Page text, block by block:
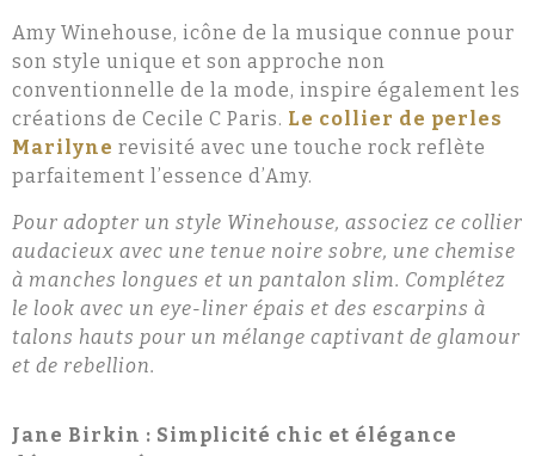
Amy Winehouse, icône de la musique connue pour
son style unique et son approche non
conventionnelle de la mode, inspire également les
créations de Cecile C Paris. Le collier de perles
Marilyne revisité avec une touche rock reflète
parfaitement l’essence d’Amy.
Pour adopter un style Winehouse, associez ce collier
audacieux avec une tenue noire sobre, une chemise
à manches longues et un pantalon slim. Complétez
le look avec un eye-liner épais et des escarpins à
talons hauts pour un mélange captivant de glamour
et de rebellion.
Jane Birkin : Simplicité chic et élégance